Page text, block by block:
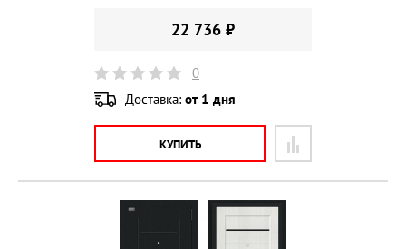
22 736 ₽
0
Доставка: от 1 дня
КУПИТЬ